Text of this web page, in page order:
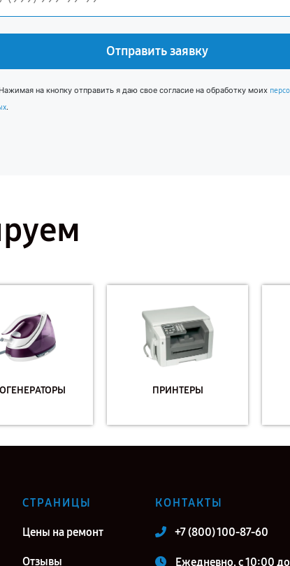
Отправить заявку
Нажимая на кнопку отправить я даю свое согласие на обработку моих
.
ПРИНТЕРЫ
СТРАНИЦЫ
Цены на ремонт
Отзывы
КОНТАКТЫ
+7 (800) 100-87-60
Ежедневно, с 10:00